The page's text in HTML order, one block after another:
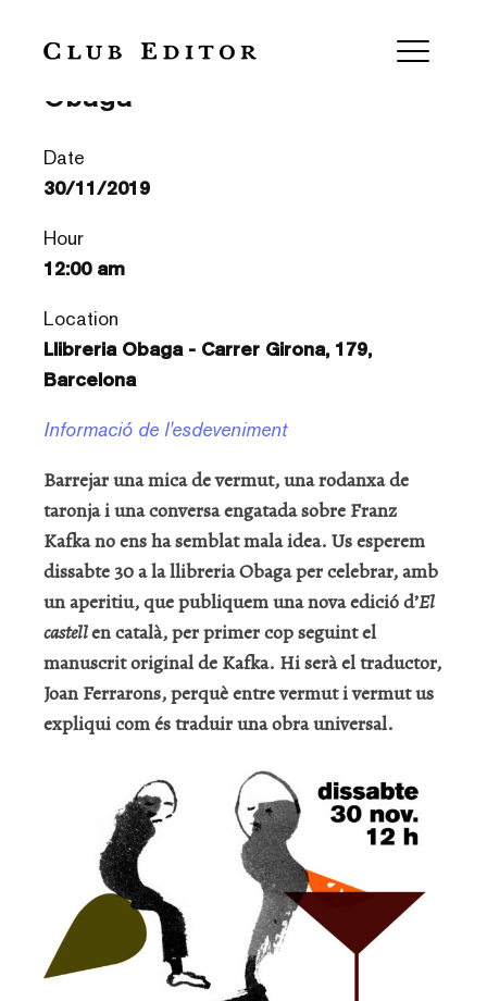
Vermut kafkià a la llibreria
Obaga
Date
30/11/2019
Hour
12:00 am
Location
Llibreria Obaga - Carrer Girona, 179,
Barcelona
Informació de l'esdeveniment
Barrejar una mica de vermut, una rodanxa de
taronja i una conversa engatada sobre Franz
Kafka no ens ha semblat mala idea. Us esperem
dissabte 30 a la llibreria Obaga per celebrar, amb
un aperitiu, que publiquem una nova edició d’El
castellen català, per primer cop seguint el
manuscrit original de Kafka. Hi serà el traductor,
Joan Ferrarons, perquè entre vermut i vermut us
expliqui com és traduir una obra universal.